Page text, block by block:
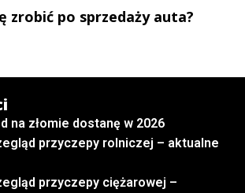
zrobić po sprzedaży auta?
na złomie dostanę w 2026
przyczepy rolniczej – aktualne
przyczepy ciężarowej –